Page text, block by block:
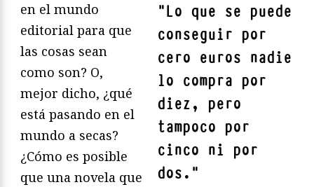
"Lo que se puede
conseguir por
cero euros nadie
lo compra por
diez, pero
tampoco por
cinco ni por
dos. "
en el mundo
editorial para que
las cosas sean
como son? O,
mejor dicho, ¿qué
está pasando en el
mundo a secas?
¿Cómo es posible
que una novela que